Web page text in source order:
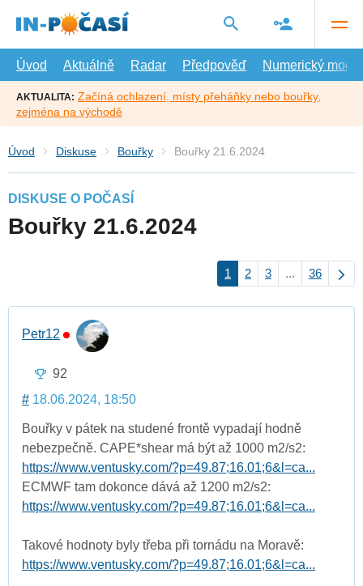
hlavní
Úvod
Aktuálně Radar Předpověď Numerický model
AKTUALITA: Začíná ochlazení, místy přeháňky nebo bouřky,
zejména na východě
Úvod Diskuse Bouřky Bouřky 21.6.2024
DISKUSE O POČASÍ
Bouřky 21.6.2024
1 2 3 ... 36
Petr12
92
# 18.06.2024, 18:50
Bouřky v pátek na studené frontě vypadají hodně
nebezpečně. CAPE*shear má být až 1000 m2/s2:
https://www.ventusky.com/?p=49.87;16.01;6&l=ca...
ECMWF tam dokonce dává až 1200 m2/s2:
https://www.ventusky.com/?p=49.87;16.01;6&l=ca...
Takové hodnoty byly třeba při tornádu na Moravě:
https://www.ventusky.com/?p=49.87;16.01;6&l=ca...